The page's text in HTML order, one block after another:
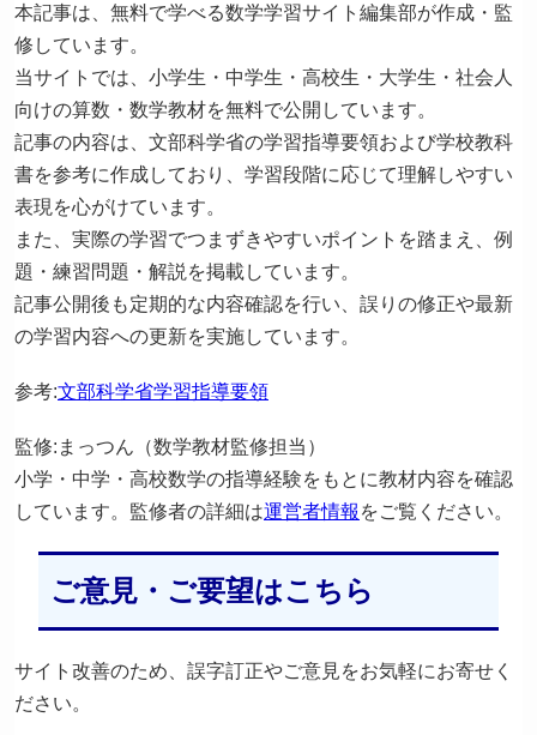
本記事は、無料で学べる数学学習サイト編集部が作成・監
修しています。
当サイトでは、小学生・中学生・高校生・大学生・社会人
向けの算数・数学教材を無料で公開しています。
記事の内容は、文部科学省の学習指導要領および学校教科
書を参考に作成しており、学習段階に応じて理解しやすい
表現を心がけています。
また、実際の学習でつまずきやすいポイントを踏まえ、例
題・練習問題・解説を掲載しています。
記事公開後も定期的な内容確認を行い、誤りの修正や最新
の学習内容への更新を実施しています。
参考:文部科学省学習指導要領
監修:まっつん（数学教材監修担当）
小学・中学・高校数学の指導経験をもとに教材内容を確認
しています。監修者の詳細は運営者情報 をご覧ください。
ご意見・ご要望はこちら
サイト改善のため、誤字訂正やご意見をお気軽にお寄せく
ださい。